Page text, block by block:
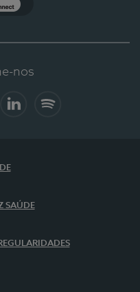
nos
SAÚDE